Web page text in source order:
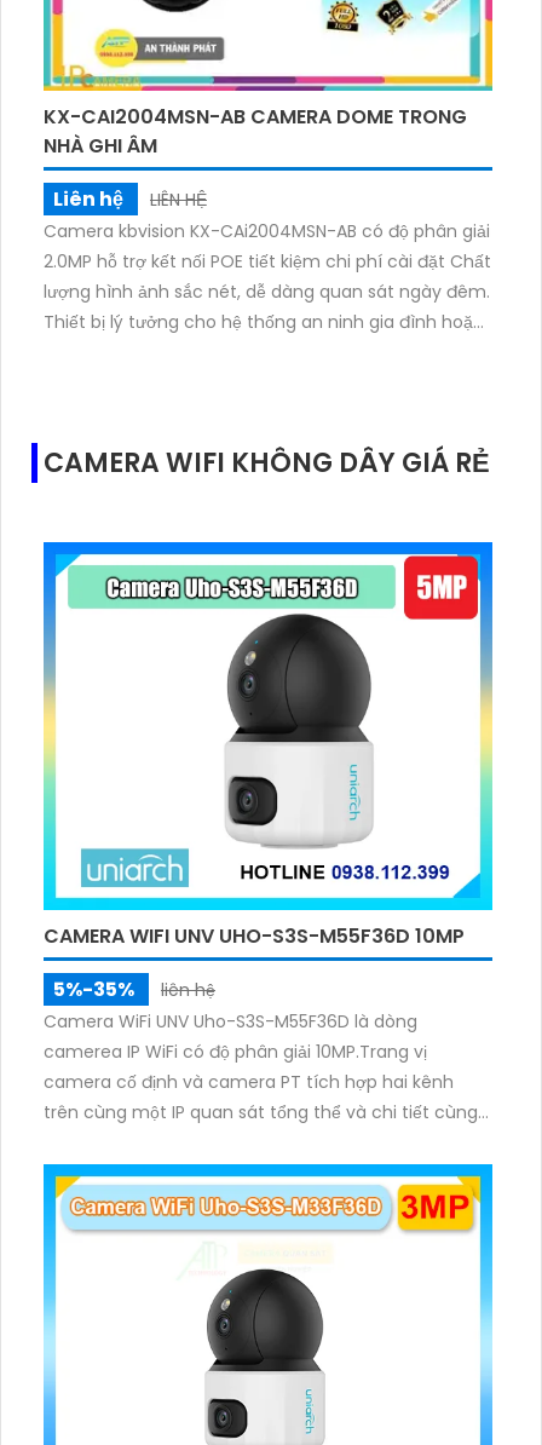
KX-CAI2004MSN-AB CAMERA DOME TRONG
NHÀ GHI ÂM
Liên hệ
LIÊN HỆ
Camera kbvision KX-CAi2004MSN-AB có độ phân giải
2.0MP hỗ trợ kết nối POE tiết kiệm chi phí cài đặt Chất
lượng hình ảnh sắc nét, dễ dàng quan sát ngày đêm.
Thiết bị lý tưởng cho hệ thống an ninh gia đình hoặc
đặc biệt của sản phẩm là khả năng chống ngược
sáng DWDR 120db giúp hình ảnh trở nên rõ ràng hơn
dụng với chế độ riêng tư khanh vùng IP POE. Sử dụng
công nghệ nổi bật trên chip Starlight, camera có độ
nhạy sáng cao, giúp giám sát tốt hơn trong điều kiện
thiếu sáng. Với công nghệ Sony STARVIS CMOS, hình
ảnh sáng đẹp được tối ưu hóa, đặc biệt là vào ban
đêm với công nghệ hồng ngoại 40m. Camera hỗ trợ
chất lượng hình ảnh Full HD 1080P 2.0 megapixel,
đảm bảo độ nét phù hợp để phân biệt người xem
ban đêm. Hơn nữa, camera còn hỗ trợ giao thức
ONVIF, đảm bảo tính tương thích và linh hoạt khi tích
hợp với các hệ thống giám sát khác.
CAMERA WIFI KHÔNG DÂY GIÁ RẺ
CAMERA WIFI UNV UHO-S3S-M55F36D 10MP
5%-35%
liên hệ
Camera WiFi UNV Uho-S3S-M55F36D là dòng
camerea IP WiFi có độ phân giải 10MP.Trang vị
camera cố định và camera PT tích hợp hai kênh
trên cùng một IP quan sát tổng thể và chi tiết cùng
ánh sáng. Kết hợp hồng ngoại và đèn ấm cho hình
ảnh có màu trong nhiều điều kiện khác nhau trong
phạm vi 3m.